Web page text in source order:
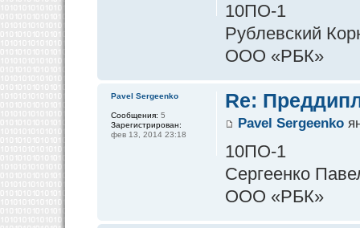
10ПО-1
Рублевский
ООО «РБК»
Re:
Pavel Sergeenko
10ПО-1
Сергеенко
ООО «РБК»
Pavel Sergeenko
Сообщения: 5
Зарегистрирован:
фев 13, 2014 23:18